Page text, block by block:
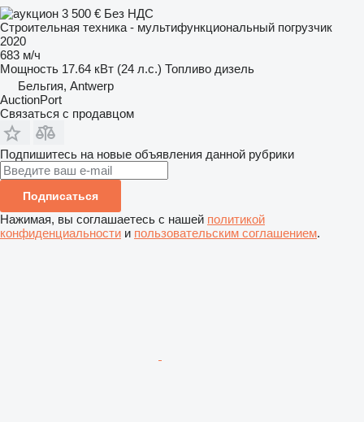
3 500 € Без НДС
Строительная техника - мультифункциональный погрузчик
2020
683 м/ч
Мощность 17.64 кВт (24 л.с.) Топливо дизель
Бельгия, Antwerp
AuctionPort
Связаться с продавцом
Подпишитесь на новые объявления данной рубрики
Подписаться
Нажимая, вы соглашаетесь с нашей политикой
конфиденциальности и пользовательским соглашением.